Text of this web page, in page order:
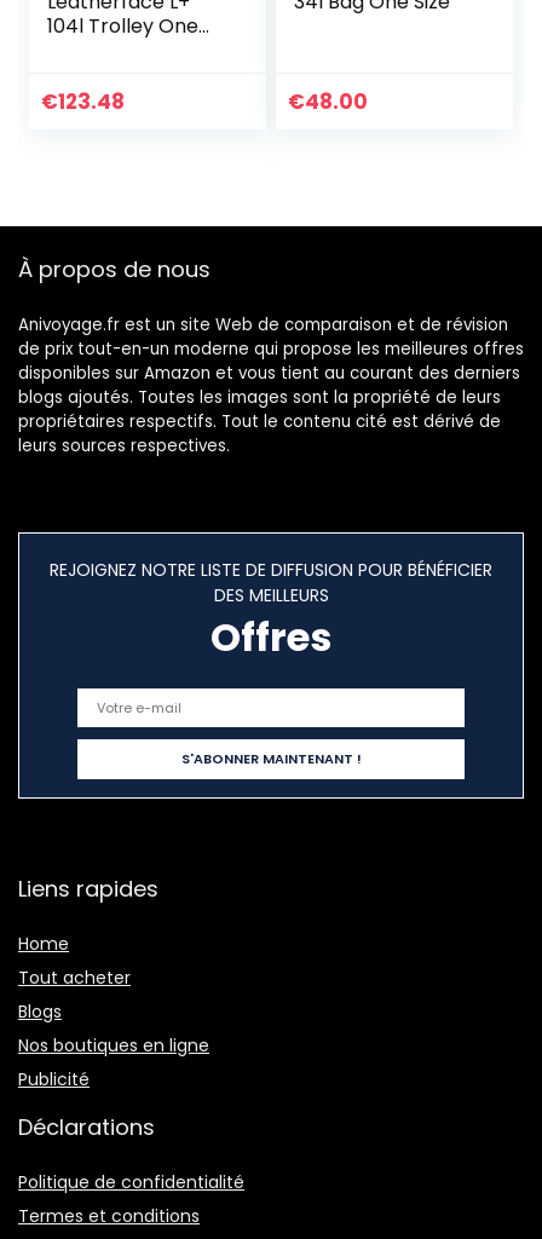
104l Trolley One
€123.48 €48.00
À propos de nous
Anivoyage.fr est un site Web de comparaison et de révision
de prix tout-en-un moderne qui propose les meilleures offres
disponibles sur Amazon et vous tient au courant des derniers
blogs ajoutés. Toutes les images sont la propriété de leurs
propriétaires respectifs. Tout le contenu cité est dérivé de
leurs sources respectives.
REJOIGNEZ NOTRE LISTE DE DIFFUSION POUR BÉNÉFICIER
DES MEILLEURS
Offres
Liens rapides
Home
Tout acheter
Blogs
Nos boutiques en ligne
Publicité
Déclarations
Politique de confidentialité
Termes et conditions